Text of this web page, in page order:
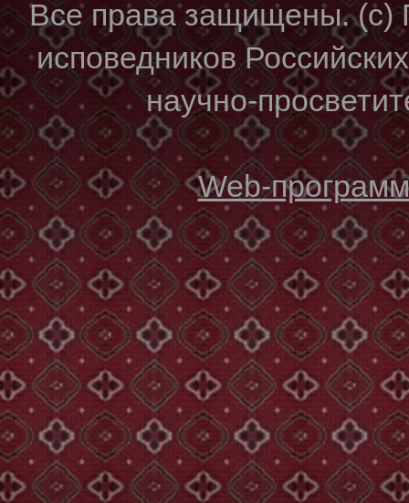
Все права защищены. (с)
исповедников
научно-
Web-